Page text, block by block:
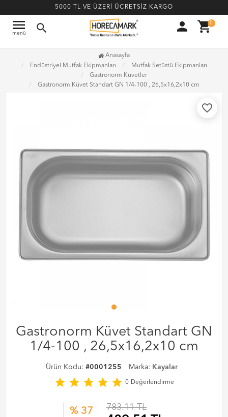
5000 TL VE ÜZERİ ÜCRETSİZ KARGO
menu
menü search person shopping_cart0
Anasayfa
Endüstriyel Mutfak Ekipmanları
Mutfak Setüstü Ekipmanları
Gastronorm Küvetler
Gastronorm Küvet Standart GN 1/4-100 , 26,5x16,2x10 cm
favorite_border
Gastronorm Küvet Standart GN
1/4-100 , 26,5x16,2x10 cm
Ürün Kodu: #0001255 Marka: Kayalar
star star star star star 0 Değerlendirme
% 37 783.11 TL